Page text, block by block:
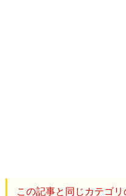
この記事と同じカテゴ